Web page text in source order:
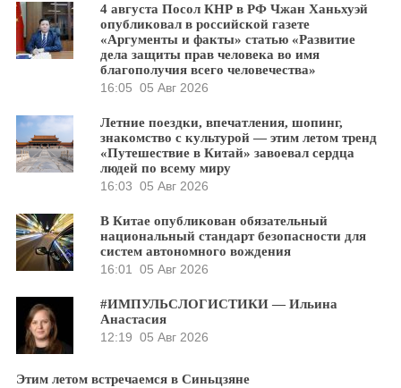
4 августа Посол КНР в РФ Чжан Ханьхуэй
опубликовал в российской газете
«Аргументы и факты» статью «Развитие
дела защиты прав человека во имя
благополучия всего человечества»
16:05 05 Авг 2026
Летние поездки, впечатления, шопинг,
знакомство с культурой — этим летом тренд
«Путешествие в Китай» завоевал сердца
людей по всему миру
16:03 05 Авг 2026
В Китае опубликован обязательный
национальный стандарт безопасности для
систем автономного вождения
16:01 05 Авг 2026
#ИМПУЛЬСЛОГИСТИКИ — Ильина
Анастасия
12:19 05 Авг 2026
Этим летом встречаемся в Синьцзяне